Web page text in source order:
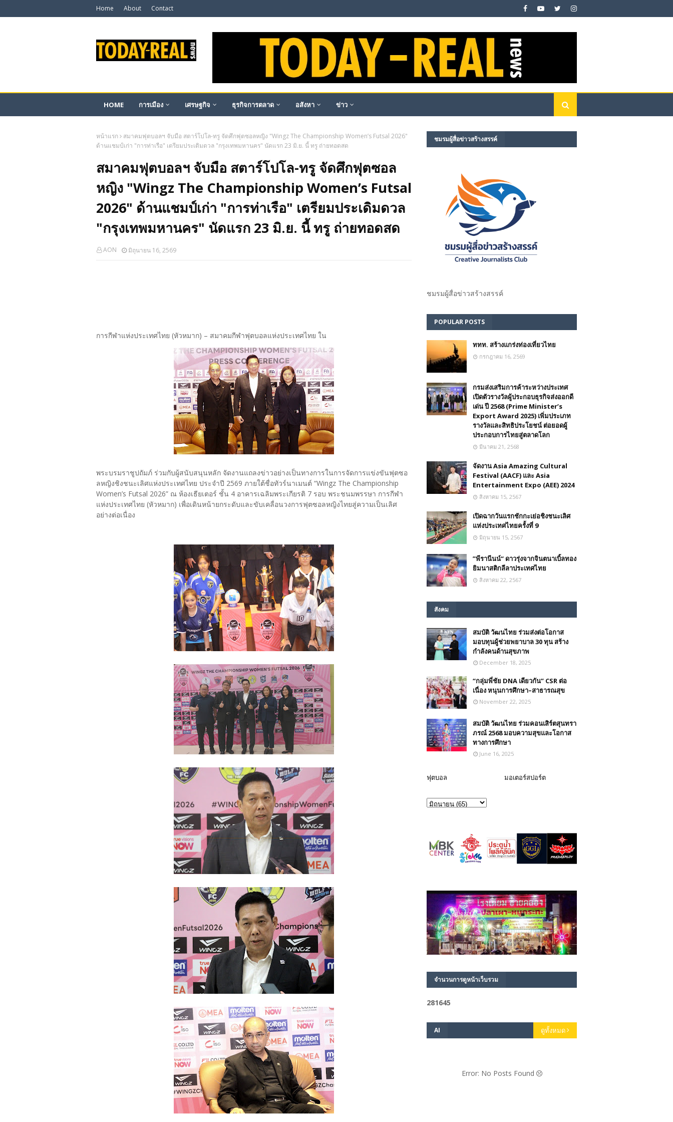
Home About Contact
HOME การเมือง เศรษฐกิจ ธุรกิจการตลาด อสังหา ข่าว
หน้าแรก
สมาคมฟุตบอลฯ จับมือ สตาร์โปโล-ทรู จัดศึกฟุตซอลหญิง "Wingz The Championship Women’s Futsal 2026"
ด้านแชมป์เก่า "การท่าเรือ" เตรียมประเดิมดวล "กรุงเทพมหานคร" นัดแรก 23 มิ.ย. นี้ ทรู ถ่ายทอดสด
สมาคมฟุตบอลฯ จับมือ สตาร์โปโล-ทรู จัดศึกฟุตซอล
หญิง "Wingz The Championship Women’s Futsal
2026" ด้านแชมป์เก่า "การท่าเรือ" เตรียมประเดิมดวล
"กรุงเทพมหานคร" นัดแรก 23 มิ.ย. นี้ ทรู ถ่ายทอดสด
AON มิถุนายน 16, 2569
การกีฬาแห่งประเทศไทย (หัวหมาก) – สมาคมกีฬาฟุตบอลแห่งประเทศไทย ใน
พระบรมราชูปถัมภ์ ร่วมกับผู้สนับสนุนหลัก จัดงานแถลงข่าวอย่างเป็นทางการในการจัดการแข่งขันฟุตซอ
ลหญิงชิงชนะเลิศแห่งประเทศไทย ประจำปี 2569 ภายใต้ชื่อทัวร์นาเมนต์ “Wingz The Championship
Women’s Futsal 2026” ณ ห้องเธียเตอร์ ชั้น 4 อาคารเฉลิมพระเกียรติ 7 รอบ พระชนมพรรษา การกีฬา
แห่งประเทศไทย (หัวหมาก) เพื่อเดินหน้ายกระดับและขับเคลื่อนวงการฟุตซอลหญิงไทยสู่ความเป็นเลิศ
อย่างต่อเนื่อง
ชมรม​ผู้สื่อข่าวสร้างสรรค์​
ชมรม​ผู้สื่อข่าวสร้างสรรค์​
POPULAR POSTS
ททท. สร้างแกร่งท่องเที่ยวไทย
กรกฎาคม 16, 2569
กรมส่งเสริมการค้าระหว่างประเทศ
เปิดตัวรางวัลผู้ประกอบธุรกิจส่งออกดี
เด่น ปี 2568 (Prime Minister’s
Export Award 2025) เพิ่มประเภท
รางวัลและสิทธิประโยชน์ ต่อยอดผู้
ประกอบการไทยสู่ตลาดโลก
มีนาคม 21, 2568
จัดงาน Asia Amazing Cultural
Festival (AACF) และ Asia
Entertainment Expo (AEE) 2024
สิงหาคม 15, 2567
เปิดฉากวันแรกชักกะเย่อชิงชนะเลิศ
แห่งประเทศไทยครั้งที่ 9
มิถุนายน 15, 2567
”พีรานีนน์“​ ดาวรุ่งจากจินตนาเบิ้ลทอง
ยิมนาสติกลีลาประเทศไทย
สิงหาคม 22, 2567
สังคม
สมบัติ วัฒนไทย ร่วมส่งต่อโอกาส
มอบทุนผู้ช่วยพยาบาล 30 ทุน สร้าง
กำลังคนด้านสุขภาพ
December 18, 2025
“กลุ่มพี่ชัย DNA เดียวกัน” CSR ต่อ
เนื่อง หนุนการศึกษา–สาธารณสุข
November 22, 2025
สมบัติ วัฒนไทย ร่วมคอนเสิร์ตสุนทรา
ภรณ์ 2568 มอบความสุขและโอกาส
ทางการศึกษา
June 16, 2025
ฟุตบอล มอเตอร์สปอร์ต
จำนวนการดูหน้าเว็บรวม
281645
AI ดูทั้งหมด
Error: No Posts Found